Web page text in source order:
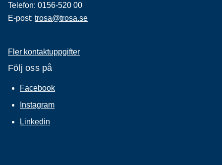
Telefon: 0156-520 00
E-post: trosa@trosa.se
Fler kontaktuppgifter
Följ oss på
Facebook
Instagram
Linkedin